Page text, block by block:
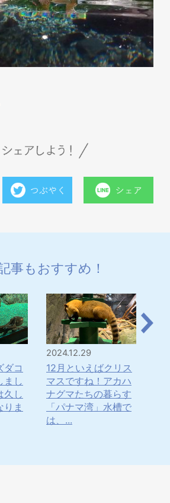
事もおすすめ！
ダコ
まし
久し
りま
2024.12.29
12月といえばクリス
マスですね！アカハ
ナグマたちの暮らす
「パナマ湾」水槽で
は、...